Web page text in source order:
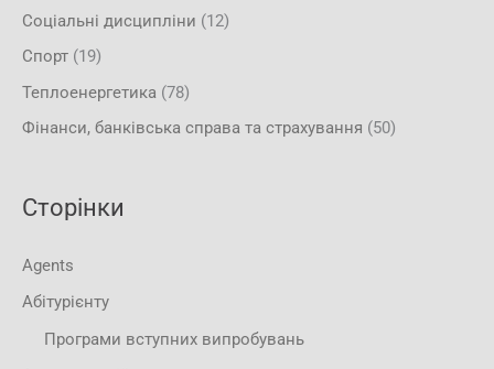
Соціальні дисципліни (12)
Спорт (19)
Теплоенергетика (78)
Фінанси, банківська справа та страхування (50)
Сторінки
Agents
Абітурієнту
Програми вступних випробувань